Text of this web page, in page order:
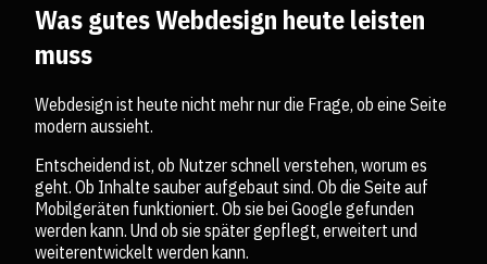
Was gutes Webdesign heute leisten
muss
Webdesign ist heute nicht mehr nur die Frage, ob eine Seite
modern aussieht.
Entscheidend ist, ob Nutzer schnell verstehen, worum es
geht. Ob Inhalte sauber aufgebaut sind. Ob die Seite auf
Mobilgeräten funktioniert. Ob sie bei Google gefunden
werden kann. Und ob sie später gepflegt, erweitert und
weiterentwickelt werden kann.